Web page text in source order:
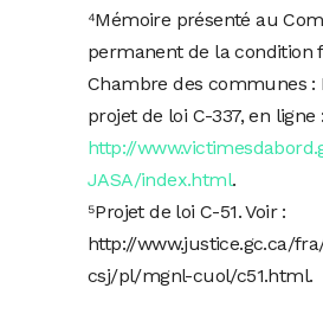
⁴Mémoire présenté au
permanent de la condition
Chambre des communes :
projet de loi C-337, en ligne :
http://
JASA/index.html.
⁵Projet de loi C-51. Voir :
http://www.justice.gc.ca/
csj/pl/mgnl-cuol/c51.html.